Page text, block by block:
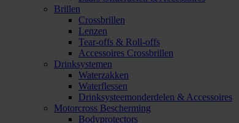
Brillen
Crossbrillen
Lenzen
Tear-offs & Roll-offs
Accessoires Crossbrillen
Drinksystemen
Waterzakken
Waterflessen
Drinksysteemonderdelen & Accessoires
Motorcross Bescherming
Bodyprotectors